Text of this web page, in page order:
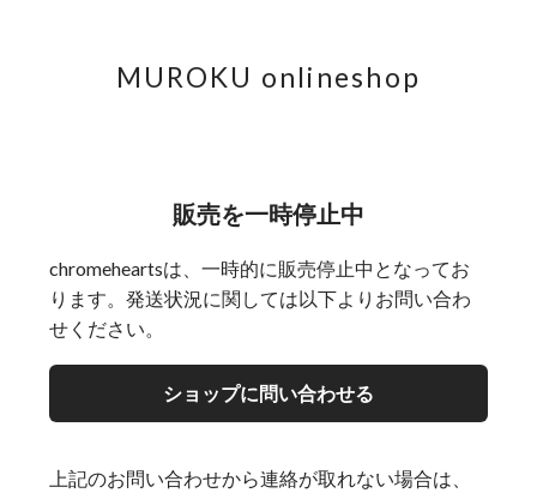
MUROKU onlineshop
販売を一時停止中
chromeheartsは、一時的に販売停止中となってお
ります。発送状況に関しては以下よりお問い合わ
せください。
ショップに問い合わせる
上記のお問い合わせから連絡が取れない場合は、